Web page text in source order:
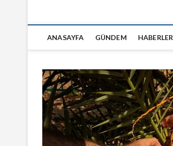
ANASAYFA GÜNDEM HABERLER